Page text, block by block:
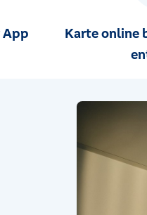
App
Karte online